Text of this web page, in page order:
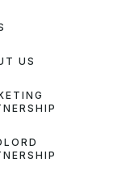
US